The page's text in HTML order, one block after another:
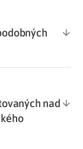
nad